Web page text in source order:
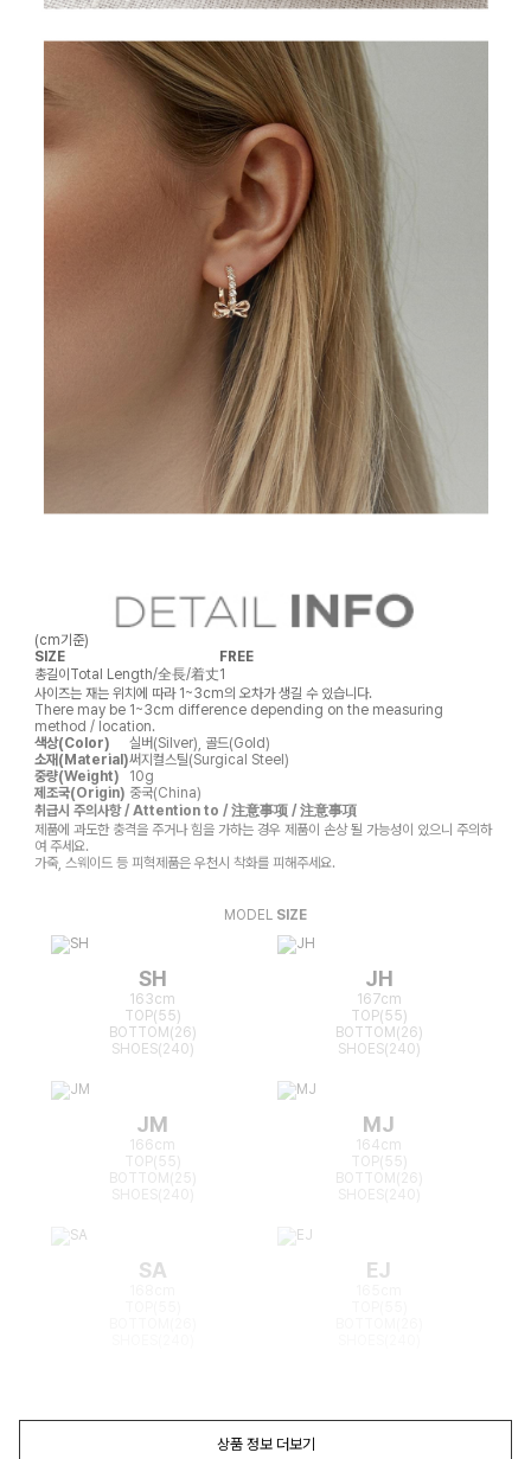
(cm기준)
SIZE
FREE
총길이 Total Length/全長/着丈1
사이즈는 재는 위치에 따라 1~3cm의 오차가 생길 수 있습니다.
There may be 1~3cm difference depending on the measuring
method / location.
색상(Color)
실버(Silver), 골드(Gold)
소재(Material)써지컬스틸(Surgical Steel)
중량(Weight)
10g
제조국(Origin) 중국(China)
취급시 주의사항 / Attention to / 注意事项 / 注意事項
제품에 과도한 충격을 주거나 힘을 가하는 경우 제품이 손상 될 가능성이 있으니 주의하
여 주세요.
가죽, 스웨이드 등 피혁제품은 우천시 착화를 피해주세요.
MODEL SIZE
SH
163cm
TOP(55)
BOTTOM(26)
SHOES(240)
JH
167cm
TOP(55)
BOTTOM(26)
SHOES(240)
JM
166cm
TOP(55)
BOTTOM(25)
MJ
164cm
TOP(55)
BOTTOM(26)
SA EJ
상품 정보 더보기